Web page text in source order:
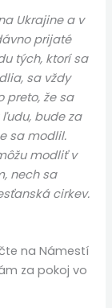
Ukrajine a v
prijaté
tých, ktorí sa
sa vždy
preto, že sa
bude za
sa modlil.
modliť v
nech sa
cirkev.
na Námestí
za pokoj vo